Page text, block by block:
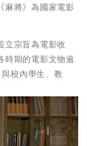
麻將》為國家電影
立宗旨為電影收
時期的電影文物逾
校內學生、教